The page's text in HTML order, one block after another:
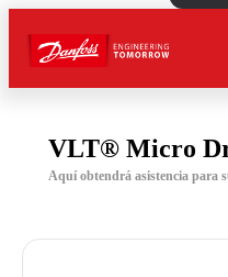
VLT® Micro
Aquí obtendrá asistencia para